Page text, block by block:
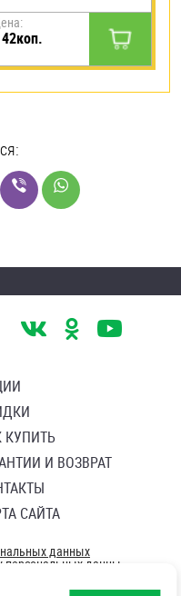
КУПИТЬ
И ВОЗВРАТ
САЙТА
данных
персональных данны